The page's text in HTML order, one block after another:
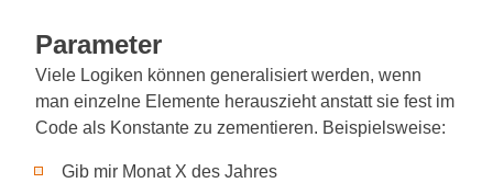
Parameter
Viele Logiken können generalisiert werden, wenn
man einzelne Elemente herauszieht anstatt sie fest im
Code als Konstante zu zementieren. Beispielsweise:
Gib mir Monat X des Jahres